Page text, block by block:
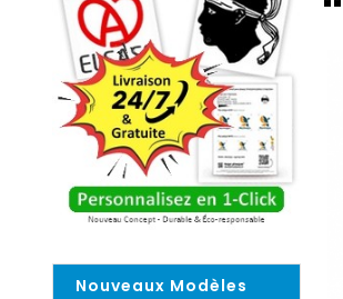
Nouveaux Modèles